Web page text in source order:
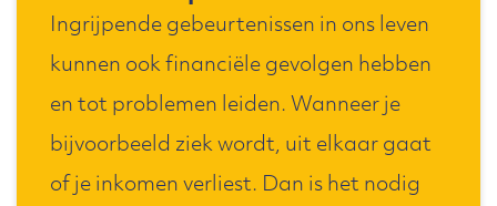
Ingrijpende gebeurtenissen in ons leven
kunnen ook financiële gevolgen hebben
en tot problemen leiden. Wanneer je
bijvoorbeeld ziek wordt, uit elkaar gaat
of je inkomen verliest. Dan is het nodig